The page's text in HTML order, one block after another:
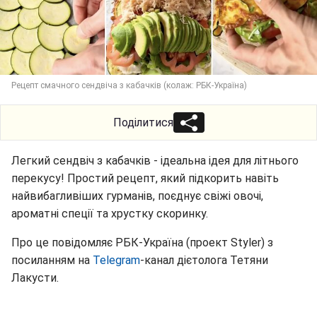
Рецепт смачного сендвіча з кабачків (колаж: РБК-Україна)
Поділитися
Легкий сендвіч з кабачків - ідеальна ідея для літнього
перекусу! Простий рецепт, який підкорить навіть
найвибагливіших гурманів, поєднує свіжі овочі,
ароматні спеції та хрустку скоринку.
Про це повідомляє РБК-Україна (проект Styler) з
посиланням на Telegram-канал дієтолога Тетяни
Лакусти.